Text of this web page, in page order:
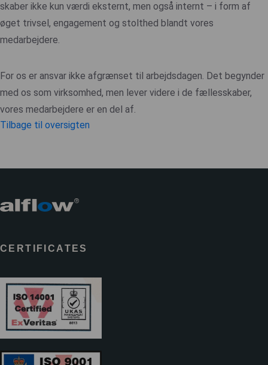
skaber ikke kun værdi eksternt, men også internt – i form af
øget trivsel, engagement og stolthed blandt vores
medarbejdere.
For os er ansvar ikke afgrænset til arbejdsdagen. Det begynder
med os som virksomhed, men lever videre i de fællesskaber,
vores medarbejdere er en del af.
Tilbage til oversigten
CERTIFICATES